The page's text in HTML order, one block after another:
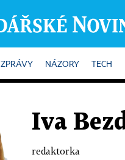
ZPRÁVY NÁZORY TECH
Iva
redaktorka